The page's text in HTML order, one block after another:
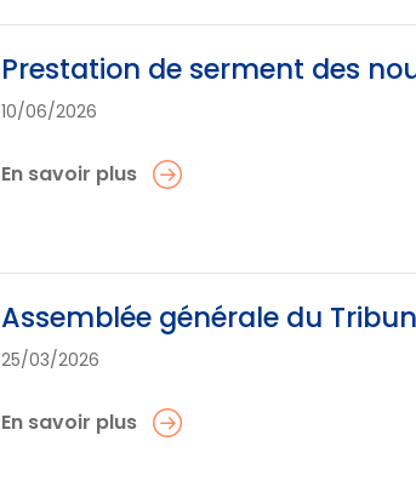
Prestation de serment des
10/06/2026
En savoir plus
Assemblée générale du
25/03/2026
En savoir plus